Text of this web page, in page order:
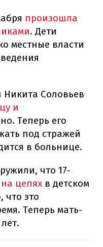
произошла
. Дети
местные власти
Соловьев
и
Теперь его
под стражей
в больнице.
что 17-
цепях в детском
что это
Теперь мать-